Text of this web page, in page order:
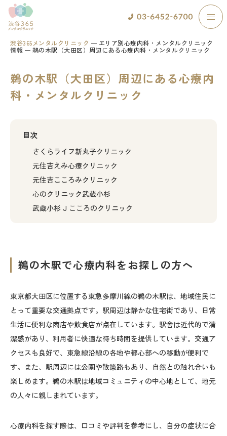
渋谷365メンタルクリニック
エリア別心療内科・メンタルクリニック
情報
鵜の木駅（大田区）周辺にある心療内科・メンタルクリニック
鵜の木駅（大田区）周辺にある心療内
科・メンタルクリニック
目次
さくらライフ新丸子クリニック
元住吉えみ心療クリニック
元住吉こころみクリニック
心のクリニック武蔵小杉
武蔵小杉 J こころのクリニック
鵜の木駅で心療内科をお探しの方へ
東京都大田区に位置する東急多摩川線の鵜の木駅は、地域住民に
とって重要な交通拠点です。駅周辺は静かな住宅街であり、日常
生活に便利な商店や飲食店が点在しています。駅舎は近代的で清
潔感があり、利用者に快適な待ち時間を提供しています。交通ア
クセスも良好で、東急線沿線の各地や都心部への移動が便利で
す。また、駅周辺には公園や散策路もあり、自然との触れ合いも
楽しめます。鵜の木駅は地域コミュニティの中心地として、地元
の人々に親しまれています。
心療内科を探す際は、口コミや評判を参考にし、自分の症状に合